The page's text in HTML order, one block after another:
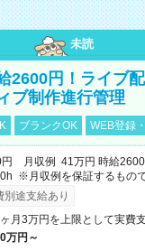
未読
2600円！ライブ
ブ制作進行管理
ブランクOK WEB登録
円 月収例 41万円 時給
※月収例を保証するもの
ビス利用可（利用条件有）
別途支給あり
月3万円を上限として実費
万円～